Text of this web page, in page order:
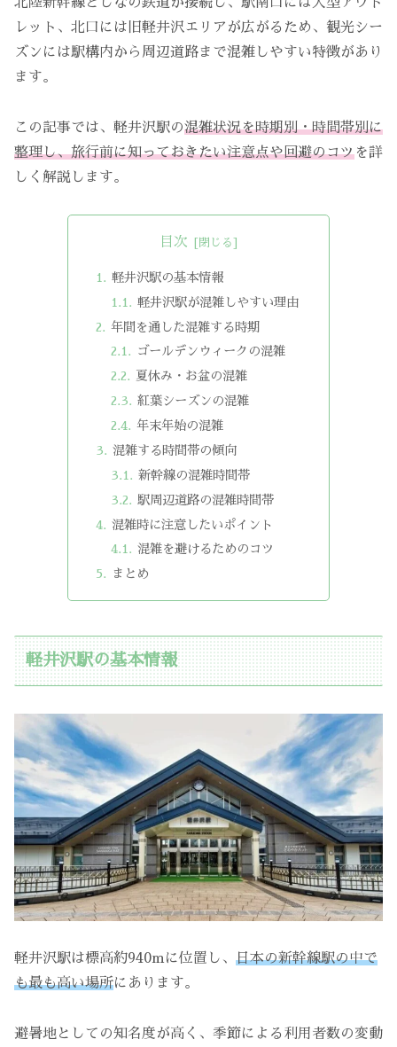
レット、北口には旧軽井沢エリアが広がるため、観光シー
ズンには駅構内から周辺道路まで混雑しやすい特徴があり
ます。
この記事では、軽井沢駅の混雑状況を時期別・時間帯別に
整理し、旅行前に知っておきたい注意点や回避のコツを詳
しく解説します。
目次
軽井沢駅の基本情報
軽井沢駅が混雑しやすい理由
年間を通した混雑する時期
ゴールデンウィークの混雑
夏休み・お盆の混雑
紅葉シーズンの混雑
年末年始の混雑
混雑する時間帯の傾向
新幹線の混雑時間帯
駅周辺道路の混雑時間帯
混雑時に注意したいポイント
混雑を避けるためのコツ
まとめ
軽井沢駅の基本情報
軽井沢駅は標高約940mに位置し、 日本の新幹線駅の中で
も最も高い場所にあります。
避暑地としての知名度が高く、季節による利用者数の変動